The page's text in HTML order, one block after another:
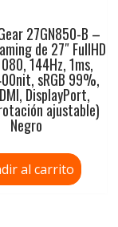
27GN850-B –
de 27″ FullHD
144Hz, 1ms,
sRGB 99%,
DisplayPort,
ajustable)
Negro
al carrito